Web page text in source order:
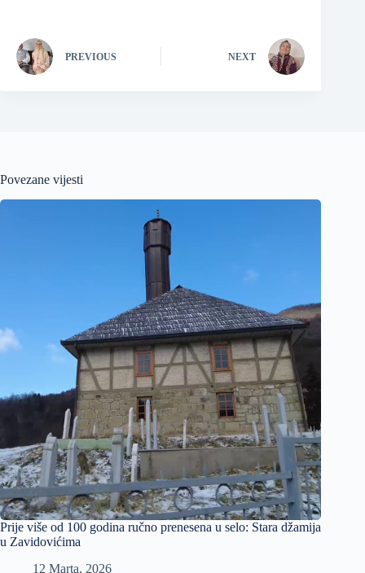
PREVIOUS NEXT
Povezane vijesti
Prije više od 100 godina ručno prenesena u selo: Stara džamija
u Zavidovićima
12 Marta, 2026